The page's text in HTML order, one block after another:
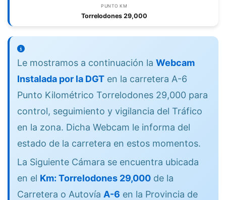
PUNTO KM
Torrelodones 29,000
Le mostramos a continuación la Webcam
Instalada por la DGT en la carretera A-6
Punto Kilométrico Torrelodones 29,000 para
control, seguimiento y vigilancia del Tráfico
en la zona. Dicha Webcam le informa del
estado de la carretera en estos momentos.
La Siguiente Cámara se encuentra ubicada
en el Km: Torrelodones 29,000 de la
Carretera o Autovía A-6 en la Provincia de